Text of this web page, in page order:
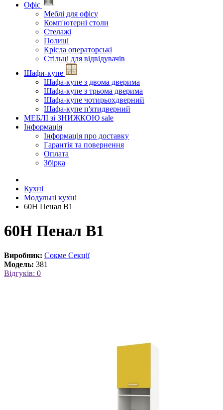
Офіс
Меблі для офісу
Комп'ютерні столи
Стелажі
Полиці
Крісла операторські
Стільці для відвідувачів
Шафи-купе
Шафа-купе з двома дверима
Шафа-купе з трьома дверима
Шафа-купе чотирьохдверний
Шафа-купе п'ятидверний
МЕБЛІ зі ЗНИЖКОЮ sale
Інформація
Інформація про доставку
Гарантія та повернення
Оплата
Збірка
Кухні
Модульні кухні
60Н Пенал В1
60Н Пенал В1
Виробник: Сокме Секції
Модель: 381
Відгуків: 0